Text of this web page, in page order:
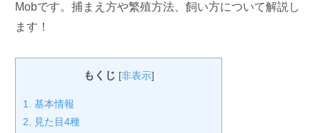
Mobです。捕まえ方や繁殖方法、飼い方について解説し
ます！
もくじ [非表示]
1. 基本情報
2. 見た目4種